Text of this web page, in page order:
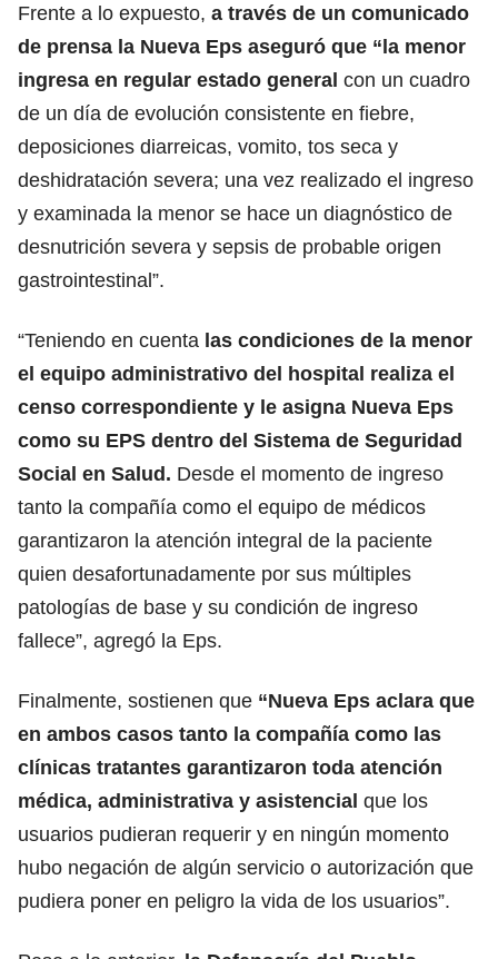
Frente a lo expuesto, a través de un comunicado
de prensa la Nueva Eps aseguró que “la menor
ingresa en regular estado general con un cuadro
de un día de evolución consistente en fiebre,
deposiciones diarreicas, vomito, tos seca y
deshidratación severa; una vez realizado el ingreso
y examinada la menor se hace un diagnóstico de
desnutrición severa y sepsis de probable origen
gastrointestinal”.
“Teniendo en cuenta las condiciones de la menor
el equipo administrativo del hospital realiza el
censo correspondiente y le asigna Nueva Eps
como su EPS dentro del Sistema de Seguridad
Social en Salud. Desde el momento de ingreso
tanto la compañía como el equipo de médicos
garantizaron la atención integral de la paciente
quien desafortunadamente por sus múltiples
patologías de base y su condición de ingreso
fallece”, agregó la Eps.
Finalmente, sostienen que “Nueva Eps aclara que
en ambos casos tanto la compañía como las
clínicas tratantes garantizaron toda atención
médica, administrativa y asistencial que los
usuarios pudieran requerir y en ningún momento
hubo negación de algún servicio o autorización que
pudiera poner en peligro la vida de los usuarios”.